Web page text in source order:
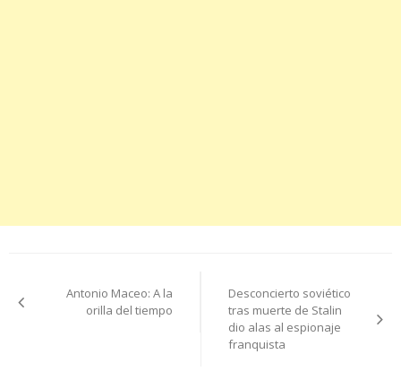
de
Antonio Maceo: A la
orilla del tiempo
Desconcierto soviético
tras muerte de Stalin
dio alas al espionaje
franquista